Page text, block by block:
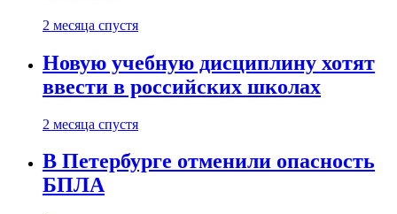
2 месяца спустя
Новую учебную дисциплину хотят
ввести в российских школах
2 месяца спустя
В Петербурге отменили опасность
БПЛА